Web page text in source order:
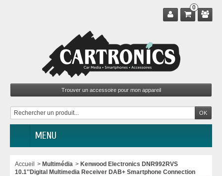
0
MENU
Accueil > Multimédia > Kenwood Electronics DNR992RVS
10.1''Digital Multimedia Receiver DAB+ Smartphone Connection